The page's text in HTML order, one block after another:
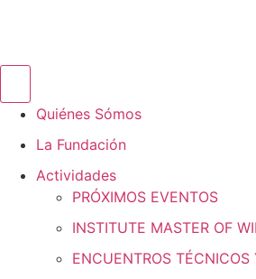
Quiénes Sómos
La Fundación
Actividades
PRÓXIMOS EVENTOS
INSTITUTE MASTER OF
ENCUENTROS